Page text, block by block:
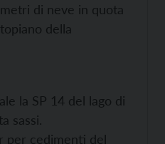
di neve in quota
della
la SP 14 del lago di
sassi.
per cedimenti del